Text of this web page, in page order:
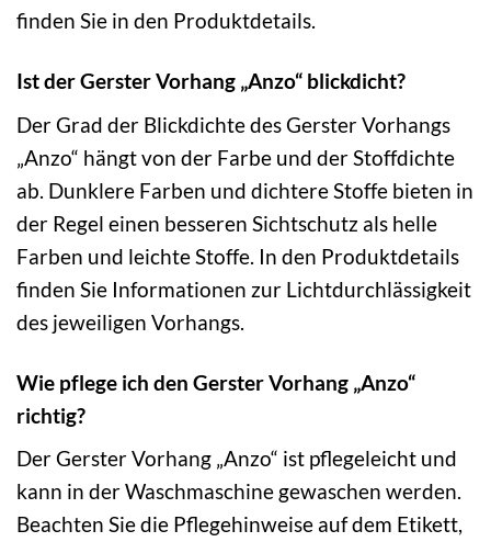
finden Sie in den Produktdetails.
Ist der Gerster Vorhang „Anzo“ blickdicht?
Der Grad der Blickdichte des Gerster Vorhangs
„Anzo“ hängt von der Farbe und der Stoffdichte
ab. Dunklere Farben und dichtere Stoffe bieten in
der Regel einen besseren Sichtschutz als helle
Farben und leichte Stoffe. In den Produktdetails
finden Sie Informationen zur Lichtdurchlässigkeit
des jeweiligen Vorhangs.
Wie pflege ich den Gerster Vorhang „Anzo“
richtig?
Der Gerster Vorhang „Anzo“ ist pflegeleicht und
kann in der Waschmaschine gewaschen werden.
Beachten Sie die Pflegehinweise auf dem Etikett,